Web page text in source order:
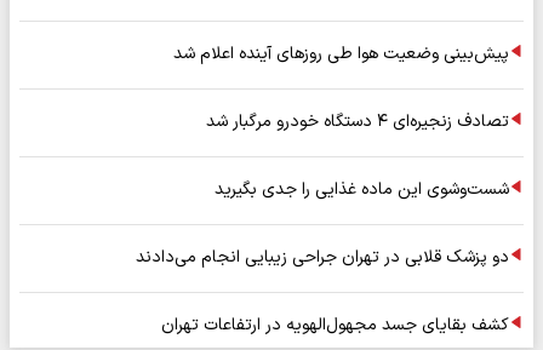
پیش‌بینی وضعیت هوا طی روزهای آینده اعلام شد
تصادف زنجیره‌ای ۴ دستگاه خودرو مرگبار شد
شست‌وشوی این ماده غذایی را جدی بگیرید
دو پزشک قلابی در تهران جراحی زیبایی انجام می‌دادند
کشف بقایای جسد مجهول‌الهویه در ارتفاعات تهران